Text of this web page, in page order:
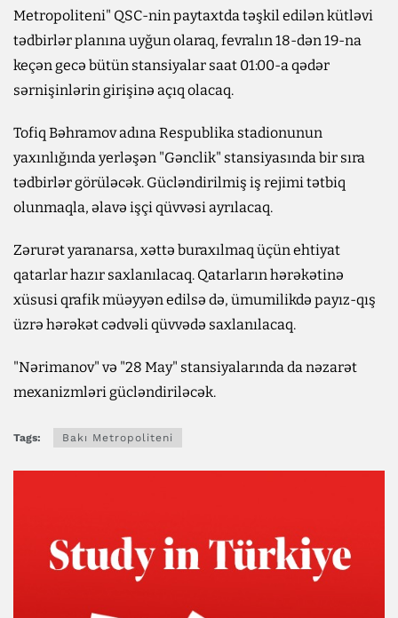
Metropoliteni" QSC-nin paytaxtda təşkil edilən kütləvi
tədbirlər planına uyğun olaraq, fevralın 18-dən 19-na
keçən gecə bütün stansiyalar saat 01:00-a qədər
sərnişinlərin girişinə açıq olacaq.
Tofiq Bəhramov adına Respublika stadionunun
yaxınlığında yerləşən "Gənclik" stansiyasında bir sıra
tədbirlər görüləcək. Gücləndirilmiş iş rejimi tətbiq
olunmaqla, əlavə işçi qüvvəsi ayrılacaq.
Zərurət yaranarsa, xəttə buraxılmaq üçün ehtiyat
qatarlar hazır saxlanılacaq. Qatarların hərəkətinə
xüsusi qrafik müəyyən edilsə də, ümumilikdə payız-qış
üzrə hərəkət cədvəli qüvvədə saxlanılacaq.
"Nərimanov" və "28 May" stansiyalarında da nəzarət
mexanizmləri gücləndiriləcək.
Tags: Bakı Metropoliteni